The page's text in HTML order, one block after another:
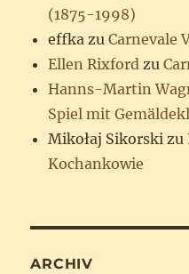
(1875-1998)
effka zuCarnevale
Ellen Rixford zu
Hanns-Martin
Spiel mit
Mikołaj Sikorski zu
Kochankowie
ARCHIV